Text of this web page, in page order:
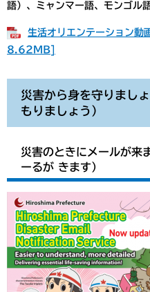
語）、ミャンマー語、モンゴル
生活オリエンテーション
8.62MB]
災害から身を守りまし
もりましょう）
災害のときにメールが来
ーるが きます）